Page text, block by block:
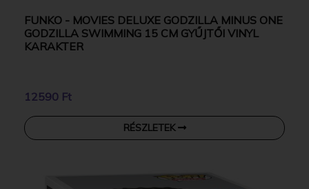
FUNKO - MOVIES DELUXE GODZILLA MINUS ONE
GODZILLA SWIMMING 15 CM GYŰJTŐI VINYL
KARAKTER
12590 Ft
RÉSZLETEK